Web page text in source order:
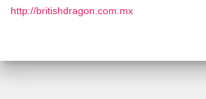
http://britishdragon.com.mx